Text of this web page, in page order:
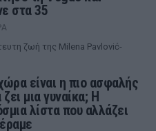
στα 35
ζωή της Milena Pavlović-
είναι η πιο ασφαλής
ζει μια γυναίκα; Η
λίστα που αλλάζει